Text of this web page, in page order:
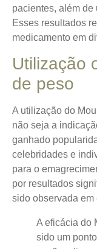
pacientes, além de
Esses resultados
medicamento em
Utilização
de peso
A utilização do
não seja a
ganhado
celebridades e
para o
por resultados
sido observada em
A eficácia do
sido um